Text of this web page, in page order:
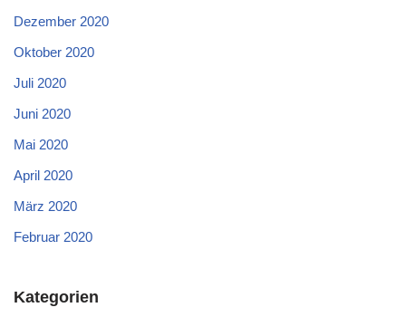
Dezember 2020
Oktober 2020
Juli 2020
Juni 2020
Mai 2020
April 2020
März 2020
Februar 2020
Kategorien